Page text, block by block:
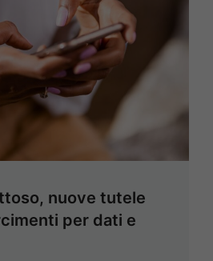
nuove tutele
per dati e